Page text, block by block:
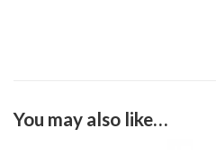
You may also like…